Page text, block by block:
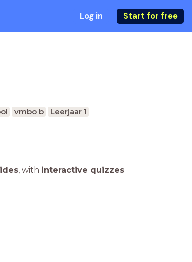
Log in Start for free
vmbo b Leerjaar 1
, with interactive quizzes